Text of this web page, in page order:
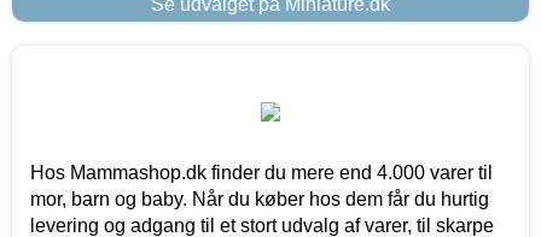
Hos Mammashop.dk finder du mere end 4.000 varer til
mor, barn og baby. Når du køber hos dem får du hurtig
levering og adgang til et stort udvalg af varer, til skarpe